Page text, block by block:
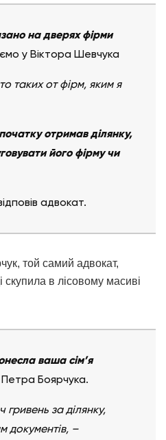
на дверях фірми
у Віктора Шевчука
таких от фірм, яким я
отримав ділянку,
його фірму чи
адвокат.
той самий адвокат,
в лісовому масиві
ваша сім’я
Боярчука.
за ділянку,
документів, –